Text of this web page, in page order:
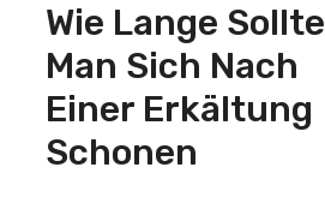
Wie Lange Sollte
Man Sich Nach
Einer Erkältung
Schonen